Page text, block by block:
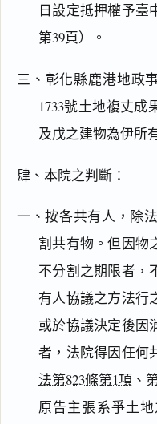
日設定抵押權予臺
第39頁）。
三、彰化縣鹿港地政
1733號土地複丈
及戊之建物為伊所
肆、本院之判斷：
一、按各共有人，除
割共有物。但因物
不分割之期限者，
有人協議之方法行
或於協議決定後因
者，法院得因任何
法第823條第1項 、
原告主張系爭土